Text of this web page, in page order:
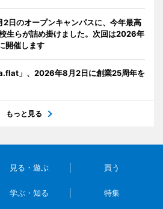
2日のオープンキャンパスに、今年最高
生らが詰め掛けました。次回は2026年
開催します
」、2026年8月2日に創業25周年を
もっと見る
見る・遊ぶ 買う
学ぶ・知る 特集